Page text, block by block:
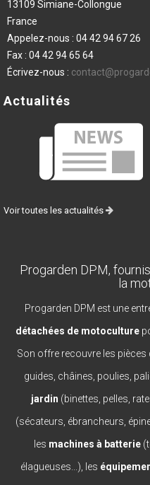
13109 Simiane-Collongue
France
Appelez-nous : 04 42 94 67 26
Fax : 04 42 94 65 64
Écrivez-nous :
Actualités
Voir toutes les actualités
Progarden DPM,
la
Progarden DPM est une
détachées de motoculture
Son offre recouvre les
guides, châines, poulies,
jardin (binettes, pelles,
(sécateurs, ébrancheurs,
les machines à batterie
élagueuses...), les